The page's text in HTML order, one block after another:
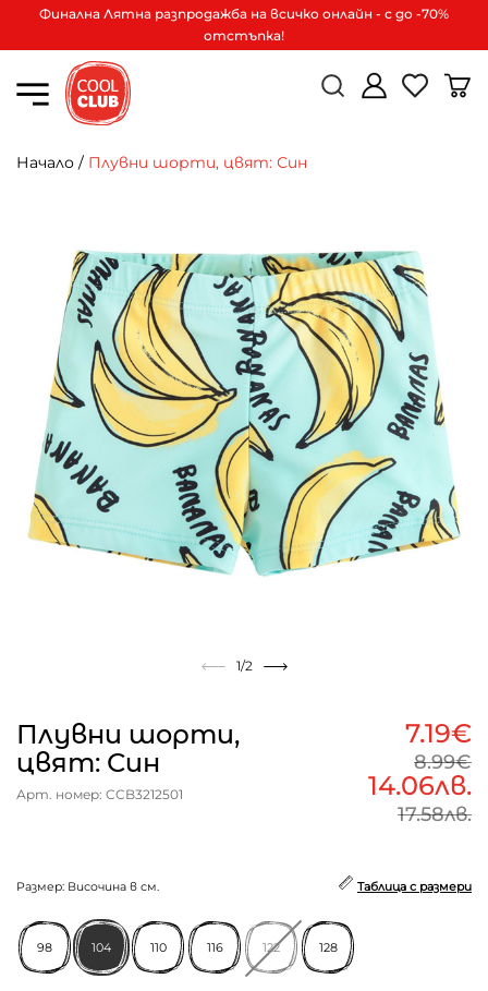
Финална Лятна разпродажба на всичко онлайн - с до -70%
отстъпка!
Начало / Плувни шорти, цвят: Син
1/2
Плувни шорти,
цвят: Син
Арт. номер: CCB3212501
7.19€
8.99€
14.06лв.
17.58лв.
Размер: Височина в см. Таблица с размери
98 104 110 116 122 128